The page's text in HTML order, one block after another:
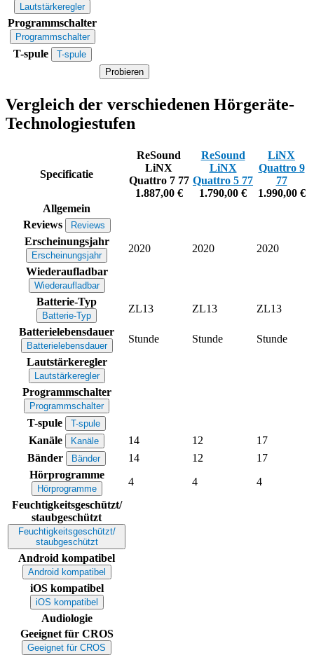
Lautstärkeregler
Programmschalter
Programmschalter
T-spule
T-spule
Probieren
Vergleich der verschiedenen Hörgeräte-
Technologiestufen
Specificatie
ReSound
LiNX
Quattro 7 77
1.887,00 €
ReSound
LiNX
Quattro 5 77
1.790,00 €
LiNX
Quattro 9
77
1.990,00 €
Allgemein
Reviews
Reviews
Erscheinungsjahr
Erscheinungsjahr
2020 2020
2020
Wiederaufladbar
Wiederaufladbar
Batterie-Typ
Batterie-Typ
ZL13 ZL13
ZL13
Batterielebensdauer
Batterielebensdauer
Stunde Stunde
Stunde
Lautstärkeregler
Lautstärkeregler
Programmschalter
Programmschalter
T-spule T-spule
Kanäle Kanäle 14 12
17
Bänder
Bänder 14 12
17
Hörprogramme
Hörprogramme
4 4
4
Feuchtigkeitsgeschützt/
staubgeschützt
Feuchtigkeitsgeschützt/
staubgeschützt
Android kompatibel
Android kompatibel
iOS kompatibel
iOS kompatibel
Audiologie
Geeignet für CROS
Geeignet für CROS